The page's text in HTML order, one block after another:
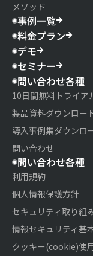
メソッド
事例一覧
料金プラン
デモ
セミナー
問い合わせ各種
10日間無料トライア
製品資料ダウンロー
導入事例集ダウンロ
問い合わせ
問い合わせ各種
利用規約
個人情報保護方針
セキュリティ取り組
情報セキュリティ基
クッキー(cookie)使